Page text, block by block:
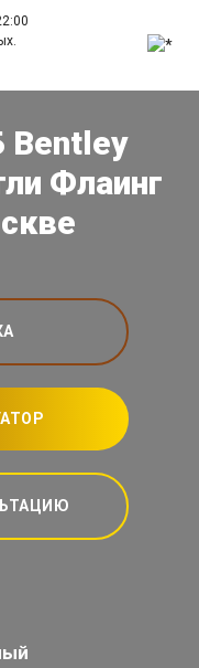
Bentley
Флаинг